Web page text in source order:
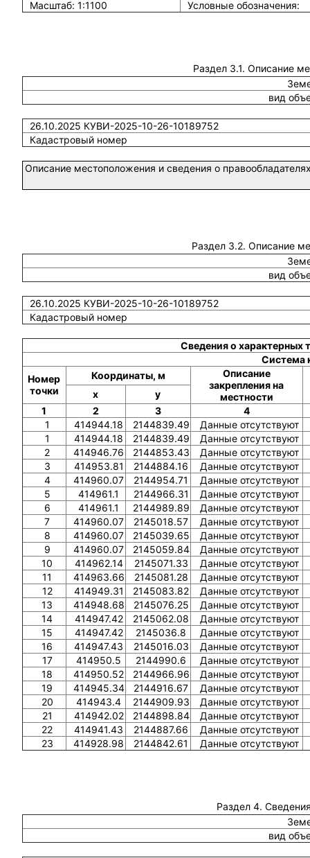
Масштаб: 1:1100 Условные обозначения:
Раздел 3.1. Описание
вид
26.10.2025 КУВИ-2025-10-26-10189752
Кадастровый номер
Описание местоположения и сведения о
Раздел 3.2. Описание
вид
26.10.2025 КУВИ-2025-10-26-10189752
Кадастровый номер
Сведения о характерных
Система
Номер
точки
Координаты, м
Описание
закрепления на
местности
x
y
1
2 3
4
1
414944.18 2144839.49
Данные отсутствуют
1
414944.18 2144839.49
Данные отсутствуют
2
414946.76 2144853.43
Данные отсутствуют
3
414953.81 2144884.16
Данные отсутствуют
4
414960.07 2144954.71
Данные отсутствуют
5
414961.1 2144966.31
Данные отсутствуют
6
414961.1 2144989.89
Данные отсутствуют
7
414960.07 2145018.57
Данные отсутствуют
8
414960.07 2145039.65
Данные отсутствуют
9
414960.07 2145059.84
Данные отсутствуют
10
414962.14 2145071.33
Данные отсутствуют
11
414963.66 2145081.28
Данные отсутствуют
12
414949.31 2145083.82
Данные отсутствуют
13
414948.68 2145076.25
Данные отсутствуют
14
414947.42 2145062.08
Данные отсутствуют
15
414947.42 2145036.8
Данные отсутствуют
16
414947.43 2145016.03
Данные отсутствуют
17
414950.5 2144990.6
Данные отсутствуют
18
414950.52 2144966.96
Данные отсутствуют
19
414945.34 2144916.67
Данные отсутствуют
20
414943.4 2144909.93
Данные отсутствуют
21
414942.02 2144898.84
Данные отсутствуют
22
414941.43 2144887.66
Данные отсутствуют
23
414928.98 2144842.61 Данные отсутствуют
Раздел 4.
вид